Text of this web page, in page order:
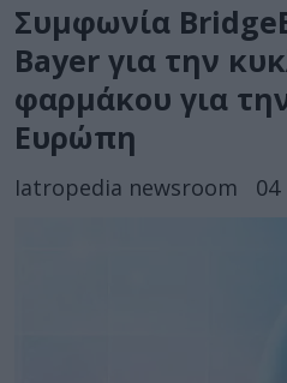
Συμφωνία
Bayer για την
φαρμάκου για
Ευρώπη
Iatropedia newsroom